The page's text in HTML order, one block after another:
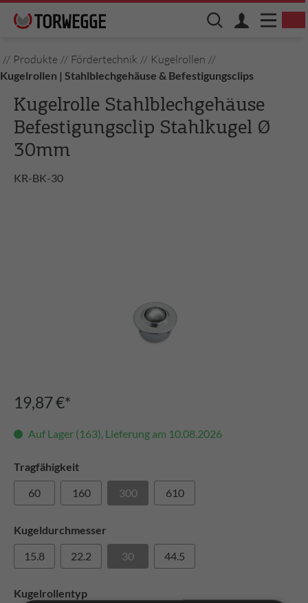
// Produkte // Fördertechnik // Kugelrollen //
Kugelrollen | Stahlblechgehäuse & Befestigungsclips
Kugelrolle Stahlblechgehäuse
Befestigungsclip Stahlkugel Ø
30mm
KR-BK-30
19,87 €*
Auf Lager (163), Lieferung am 10.08.2026
Tragfähigkeit
60
160 300 610
Kugeldurchmesser
15.8
22.2 30 44.5
Kugelrollentyp